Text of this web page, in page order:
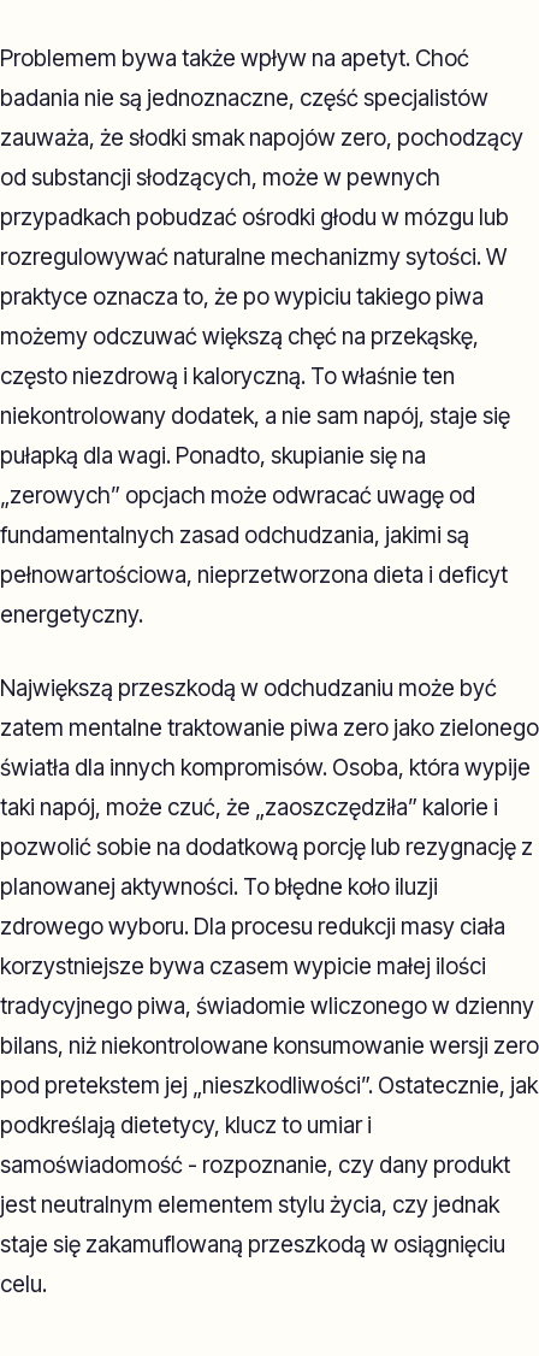
Problemem bywa także wpływ na apetyt. Choć
badania nie są jednoznaczne, część specjalistów
zauważa, że słodki smak napojów zero, pochodzący
od substancji słodzących, może w pewnych
przypadkach pobudzać ośrodki głodu w mózgu lub
rozregulowywać naturalne mechanizmy sytości. W
praktyce oznacza to, że po wypiciu takiego piwa
możemy odczuwać większą chęć na przekąskę,
często niezdrową i kaloryczną. To właśnie ten
niekontrolowany dodatek, a nie sam napój, staje się
pułapką dla wagi. Ponadto, skupianie się na
„zerowych” opcjach może odwracać uwagę od
fundamentalnych zasad odchudzania, jakimi są
pełnowartościowa, nieprzetworzona dieta i deficyt
energetyczny.
Największą przeszkodą w odchudzaniu może być
zatem mentalne traktowanie piwa zero jako zielonego
światła dla innych kompromisów. Osoba, która wypije
taki napój, może czuć, że „zaoszczędziła” kalorie i
pozwolić sobie na dodatkową porcję lub rezygnację z
planowanej aktywności. To błędne koło iluzji
zdrowego wyboru. Dla procesu redukcji masy ciała
korzystniejsze bywa czasem wypicie małej ilości
tradycyjnego piwa, świadomie wliczonego w dzienny
bilans, niż niekontrolowane konsumowanie wersji zero
pod pretekstem jej „nieszkodliwości”. Ostatecznie, jak
podkreślają dietetycy, klucz to umiar i
samoświadomość - rozpoznanie, czy dany produkt
jest neutralnym elementem stylu życia, czy jednak
staje się zakamuflowaną przeszkodą w osiągnięciu
celu.